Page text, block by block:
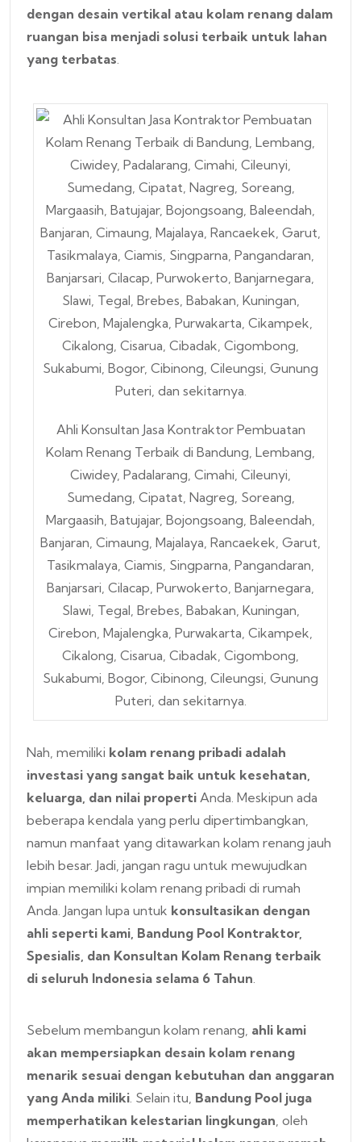
dengan desain vertikal atau kolam renang dalam
ruangan bisa menjadi solusi terbaik untuk lahan
yang terbatas
Ahli Konsultan Jasa Kontraktor Pembuatan
Kolam Renang Terbaik di Bandung, Lembang,
Ciwidey, Padalarang, Cimahi, Cileunyi,
Sumedang, Cipatat, Nagreg, Soreang,
Margaasih, Batujajar, Bojongsoang, Baleendah,
Banjaran, Cimaung, Majalaya, Rancaekek, Garut,
Tasikmalaya, Ciamis, Singparna, Pangandaran,
Banjarsari, Cilacap, Purwokerto, Banjarnegara,
Slawi, Tegal, Brebes, Babakan, Kuningan,
Cirebon, Majalengka, Purwakarta, Cikampek,
Cikalong, Cisarua, Cibadak, Cigombong,
Sukabumi, Bogor, Cibinong, Cileungsi, Gunung
Puteri, dan sekitarnya.
Nah, memiliki kolam renang pribadi adalah
investasi yang sangat baik untuk kesehatan,
keluarga, dan nilai properti Anda. Meskipun ada
beberapa kendala yang perlu dipertimbangkan,
namun manfaat yang ditawarkan kolam renang jauh
lebih besar. Jadi, jangan ragu untuk mewujudkan
impian memiliki kolam renang pribadi di rumah
Anda. Jangan lupa untuk konsultasikan dengan
ahli seperti kami, Bandung Pool Kontraktor,
Spesialis, dan Konsultan Kolam Renang terbaik
di seluruh Indonesia selama 6 Tahun
Sebelum membangun kolam renang, ahli kami
akan mempersiapkan desain kolam renang
menarik sesuai dengan kebutuhan dan anggaran
yang Anda miliki . Selain itu, Bandung Pool juga
memperhatikan kelestarian lingkungan , oleh